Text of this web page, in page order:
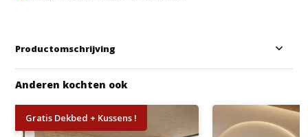
Productomschrijving
Anderen kochten ook
Gratis Dekbed + Kussens !